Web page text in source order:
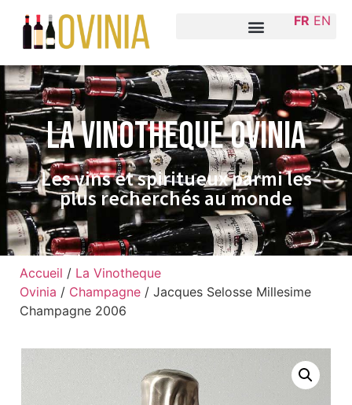
FR EN
La VINOTHEQUE Ovinia
Les vins et spiritueux parmi les
plus recherchés au monde
Accueil / La Vinotheque
Ovinia / Champagne / Jacques Selosse Millesime
Champagne 2006